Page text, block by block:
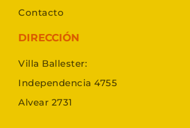
Contacto
DIRECCIÓN
Villa Ballester:
Independencia 4755
Alvear 2731